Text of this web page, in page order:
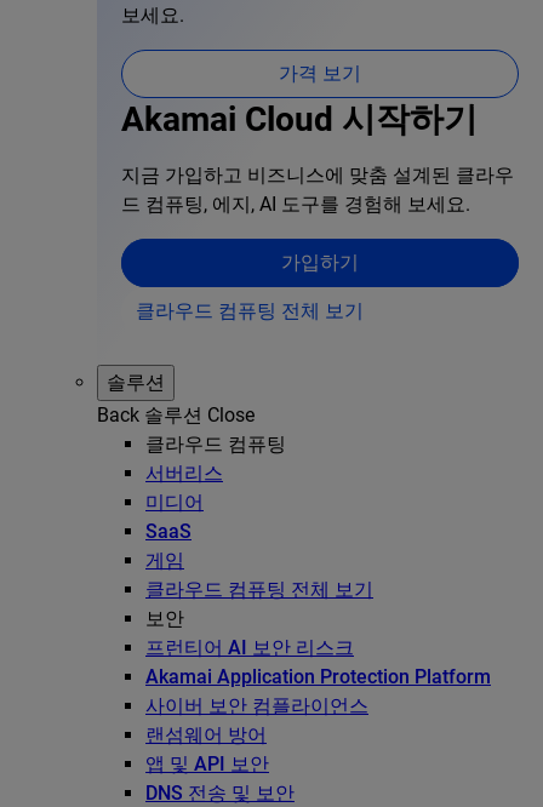
보세요.
가격 보기
Akamai Cloud 시작하기
지금 가입하고 비즈니스에 맞춤 설계된 클라우
드 컴퓨팅, 에지, AI 도구를 경험해 보세요.
가입하기
클라우드 컴퓨팅 전체 보기
솔루션
Back 솔루션 Close
클라우드 컴퓨팅
서버리스
미디어
SaaS
게임
클라우드 컴퓨팅 전체 보기
보안
프런티어 AI 보안 리스크
Akamai Application Protection Platform
사이버 보안 컴플라이언스
랜섬웨어 방어
앱 및 API 보안
DNS 전송 및 보안